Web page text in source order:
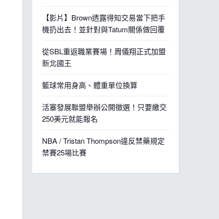
【影片】Brown透露得知交易當下把手
機扔出去！並針對與Tatum關係做回覆
從SBL重返職業賽場！周儀翔正式加盟
新北國王
籃球常用身高、體重單位換算
活塞發展聯盟舉辦公開徵選！只要繳交
250美元就能報名
NBA / Tristan Thompson違反禁藥規定
禁賽25場比賽